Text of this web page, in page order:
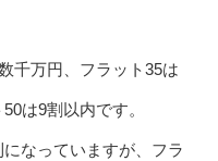
千万円、フラット35は
は9割以内です。
なっていますが、フラ